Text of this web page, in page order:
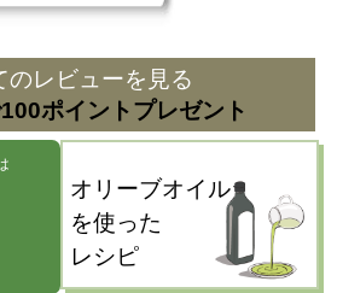
のレビューを見る
ポイントプレゼント
オリーブオイル
を使った
レシピ